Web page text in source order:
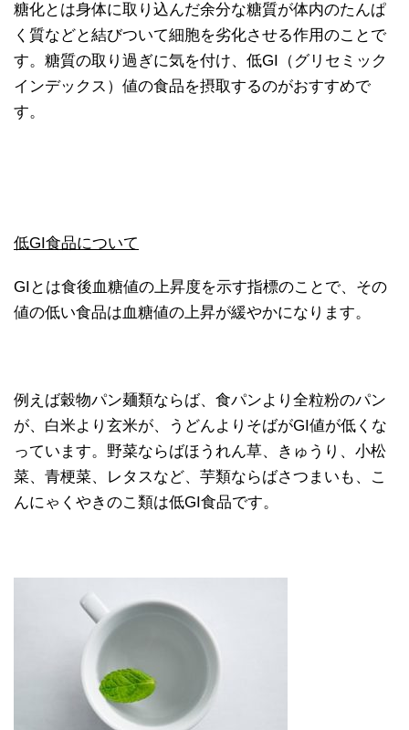
糖化とは身体に取り込んだ余分な糖質が体内のたんぱ
く質などと結びついて細胞を劣化させる作用のことで
す。糖質の取り過ぎに気を付け、低GI（グリセミック
インデックス）値の食品を摂取するのがおすすめで
す。
低GI食品について
GIとは食後血糖値の上昇度を示す指標のことで、その
値の低い食品は血糖値の上昇が緩やかになります。
例えば穀物パン麺類ならば、食パンより全粒粉のパン
が、白米より玄米が、うどんよりそばがGI値が低くな
っています。野菜ならばほうれん草、きゅうり、小松
菜、青梗菜、レタスなど、芋類ならばさつまいも、こ
んにゃくやきのこ類は低GI食品です。